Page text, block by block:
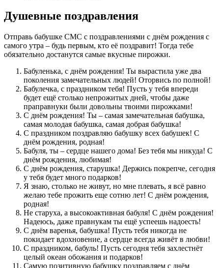
Душевные поздравления
Отправь бабушке СМС с поздравлениями с днём рождения с
самого утра – будь первым, кто её поздравит! Тогда тебе
обязательно достанутся самые вкусные пирожки.
Бабуленька, с днём рождения! Ты вырастила уже два
поколения замечательных людей! Оторвись по полной!
Бабулечка, с праздником тебя! Пусть у тебя впереди
будет ещё столько непрожитых дней, чтобы даже
праправнуки были довольны твоими пирожками!
С днём рождения! Ты – самая замечательная бабушка,
самая молодая бабушка, самая добрая бабушка!
С праздником поздравляю бабушку всех бабушек! С
днём рождения, родная!
Бабуля, ты – сердце нашего дома! Без тебя мы никуда! С
днём рождения, любимая!
С днём рождения, старушка! Держись покрепче, сегодня
у тебя будет много подарков!
Я знаю, столько не живут, но мне плевать, я всё равно
желаю тебе прожить еще сотню лет! С днём рождения,
родная!
Не старуха, а высокоактивная бабуля! С днём рождения!
Надеюсь, даже правнукам ты ещё успеешь надоесть!
С днём варенья, бабушка! Пусть тебя никогда не
покидает вдохновение, а сердце всегда живёт в любви!
С праздником, бабуль! Пусть сегодня тебя захлестнёт
целый океан обожания и подарков!
Самую позитивную бабушку поздравляем с днём